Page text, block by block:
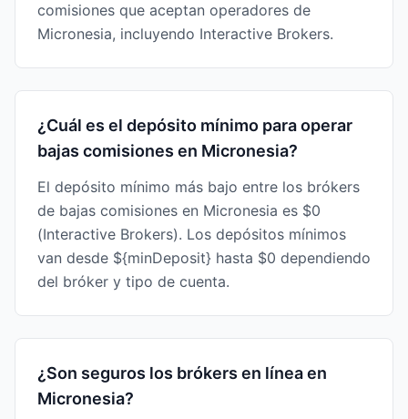
comisiones que aceptan operadores de
Micronesia, incluyendo Interactive Brokers.
¿Cuál es el depósito mínimo para operar
bajas comisiones en Micronesia?
El depósito mínimo más bajo entre los brókers
de bajas comisiones en Micronesia es $0
(Interactive Brokers). Los depósitos mínimos
van desde ${minDeposit} hasta $0 dependiendo
del bróker y tipo de cuenta.
¿Son seguros los brókers en línea en
Micronesia?